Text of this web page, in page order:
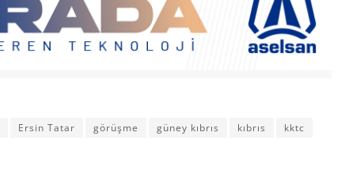
Ersin Tatar görüşme güney kıbrıs kıbrıs
kktc